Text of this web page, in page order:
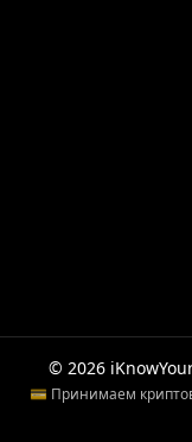
© 2026
💳 Принимаем